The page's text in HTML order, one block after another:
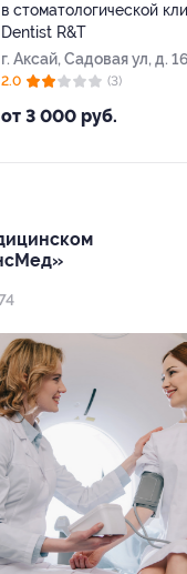
в стоматологической
Dentist R&T
г. Аксай, Садовая ул, д.
от 3 000 руб.
2.0 (3)